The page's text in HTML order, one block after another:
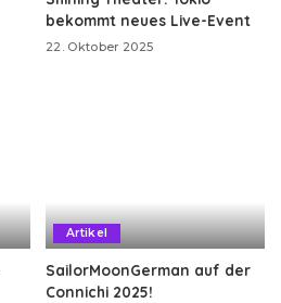
bekommt neues Live-Event
22. Oktober 2025
Artikel
SailorMoonGerman auf der
Connichi 2025!